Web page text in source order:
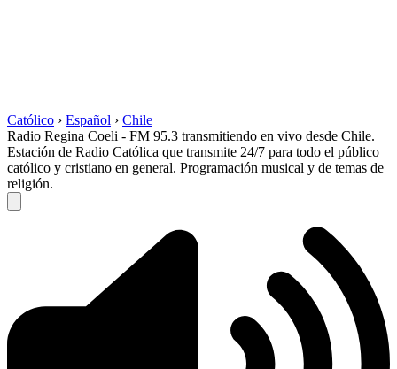
Católico › Español › Chile
Radio Regina Coeli - FM 95.3 transmitiendo en vivo desde Chile.
Estación de Radio Católica que transmite 24/7 para todo el público
católico y cristiano en general. Programación musical y de temas de
religión.